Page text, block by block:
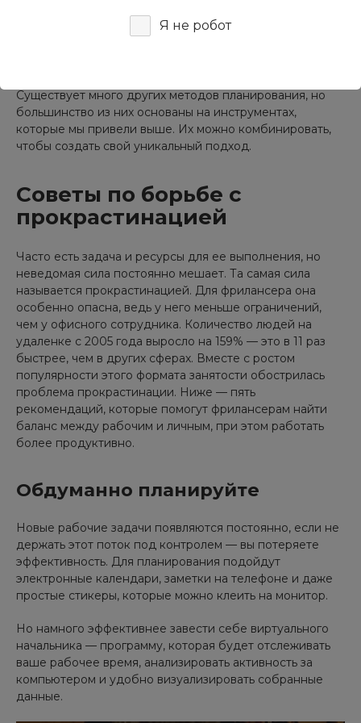
Я не робот
заполнения такой таблицы, но основная идея
Существует много других методов планирования, но
большинство из них основаны на инструментах,
которые мы привели выше. Их можно комбинировать,
чтобы создать свой уникальный подход.
Советы по борьбе с
прокрастинацией
Часто есть задача и ресурсы для ее выполнения, но
неведомая сила постоянно мешает. Та самая сила
называется прокрастинацией. Для фрилансера она
особенно опасна, ведь у него меньше ограничений,
чем у офисного сотрудника. Количество людей на
удаленке с 2005 года выросло на 159% — это в 11 раз
быстрее, чем в других сферах. Вместе с ростом
популярности этого формата занятости обострилась
проблема прокрастинации. Ниже — пять
рекомендаций, которые помогут фрилансерам найти
баланс между рабочим и личным, при этом работать
более продуктивно.
Обдуманно планируйте
Новые рабочие задачи появляются постоянно, если не
держать этот поток под контролем — вы потеряете
эффективность. Для планирования подойдут
электронные календари, заметки на телефоне и даже
простые стикеры, которые можно клеить на монитор.
Но намного эффективнее завести себе виртуального
начальника — программу, которая будет отслеживать
ваше рабочее время, анализировать активность за
компьютером и удобно визуализировать собранные
данные.